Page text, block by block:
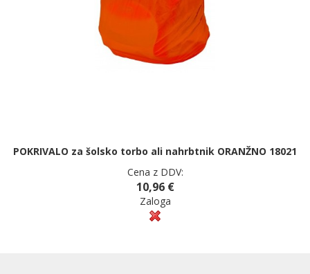
POKRIVALO za šolsko torbo ali nahrbtnik ORANŽNO 18021
Cena z DDV:
10,96 €
Zaloga